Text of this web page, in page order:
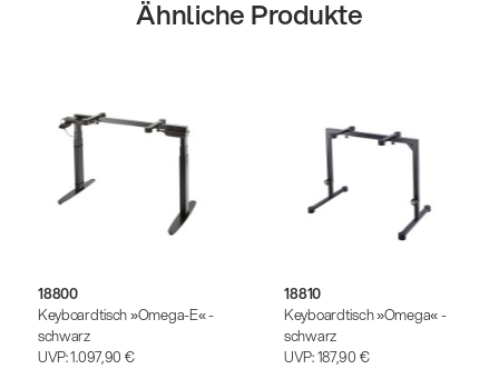
Ähnliche Produkte
18800
Keyboardtisch »Omega-E« -
schwarz
UVP:1.097,90 €
18810
Keyboardtisch »Omega« -
schwarz
UVP:187,90 €